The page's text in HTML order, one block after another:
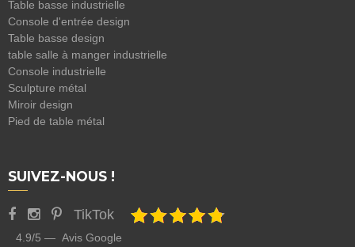
Table basse industrielle
Console d'entrée design
Table basse design
table salle à manger industrielle
Console industrielle
Sculpture métal
Miroir design
Pied de table métal
SUIVEZ-NOUS !
TikTok
4.9/5 — Avis Google